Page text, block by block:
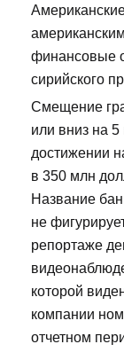
финансовые
сирийского
Смещение
или вниз на 5
достижении
в 350 млн
Название
не
репортаже
которой
компании
отчетном